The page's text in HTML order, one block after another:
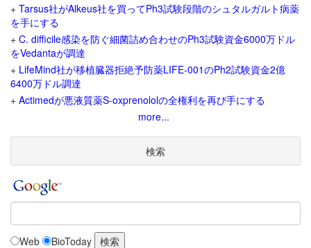
+ Tarsus社がAlkeus社を買ってPh3試験段階のシュタルガルト病薬
を手にする
+ C. difficile感染を防ぐ細菌詰め合わせのPh3試験資金6000万ドル
をVedantaが調達
+ LifeMind社が移植臓器拒絶予防薬LIFE-001のPh2試験資金2億
6400万ドル調達
+ Actimedが悪液質薬S-oxprenololの全権利を再び手にする
more...
検索
Web BioToday